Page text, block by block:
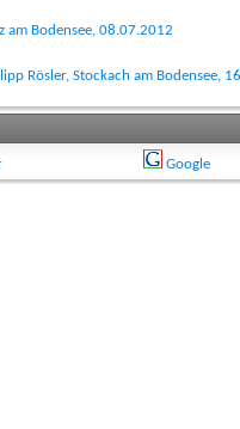
am Bodensee, 08.07.2012
Rösler, Stockach am Bodensee,
Google